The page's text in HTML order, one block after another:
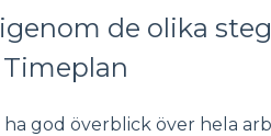
de olika
god överblick över hela